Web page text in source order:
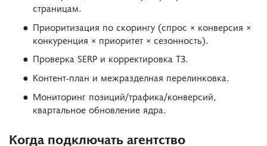
страницам.
Приоритизация по скорингу (спрос × конверсия ×
конкуренция × приоритет × сезонность).
Проверка SERP и корректировка ТЗ.
Контент-план и межразделная перелинковка.
Мониторинг позиций/трафика/конверсий,
квартальное обновление ядра.
Когда подключать агентство